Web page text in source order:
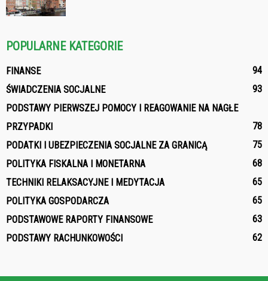
POPULARNE KATEGORIE
FINANSE
94
ŚWIADCZENIA SOCJALNE
93
PODSTAWY PIERWSZEJ POMOCY I REAGOWANIE NA NAGŁE
PRZYPADKI
78
PODATKI I UBEZPIECZENIA SOCJALNE ZA GRANICĄ
75
POLITYKA FISKALNA I MONETARNA
68
TECHNIKI RELAKSACYJNE I MEDYTACJA
65
POLITYKA GOSPODARCZA
65
PODSTAWOWE RAPORTY FINANSOWE
63
PODSTAWY RACHUNKOWOŚCI
62